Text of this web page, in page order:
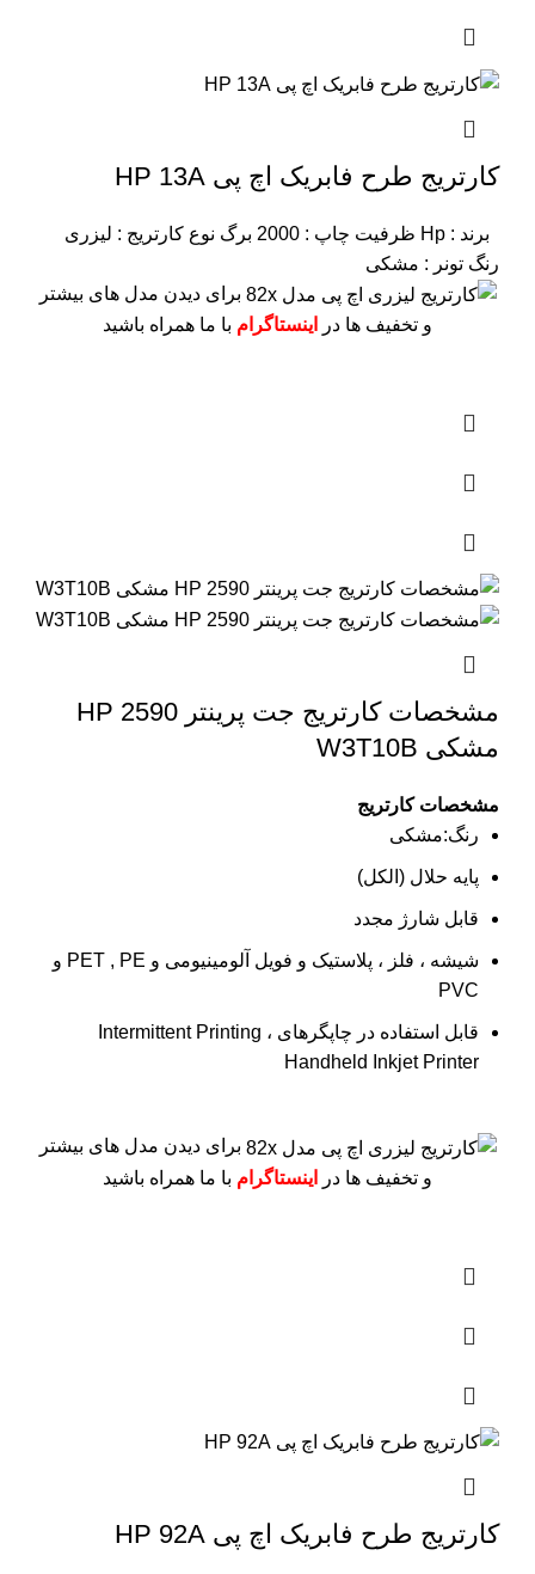
کارتریج طرح فابریک اچ پی HP 13A
برند : Hp ظرفیت چاپ : 2000 برگ
نوع کارتریج : لیزری
رنگ تونر : مشکی
برای دیدن مدل های بیشتر
و تخفیف ها در
اینستاگرام با ما همراه باشید
مشخصات کارتریج جت پرینتر 2590 HP
مشکی W3T10B
مشخصات کارتریج
رنگ:مشکی
پایه حلال (الکل)
قابل شارژ مجدد
شیشه ، فلز ، پلاستیک و فویل آلومینیومی و PET , PE و
PVC
قابل استفاده در چاپگرهای Intermittent Printing ،
Handheld Inkjet Printer
برای دیدن مدل های بیشتر
و تخفیف ها در
اینستاگرام با ما همراه باشید
کارتریج طرح فابریک اچ پی HP 92A